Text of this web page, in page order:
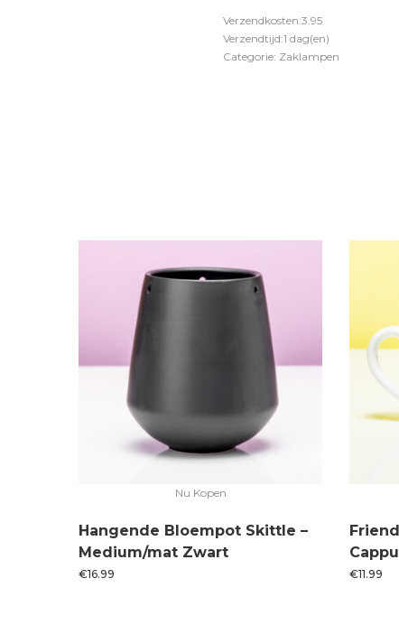
Verzendkosten:3.95
Verzendtijd:1 dag(en)
Categorie: Zaklampen
Nu Kopen
Hangende Bloempot Skittle –
Medium/mat Zwart
€16.99 €11.99